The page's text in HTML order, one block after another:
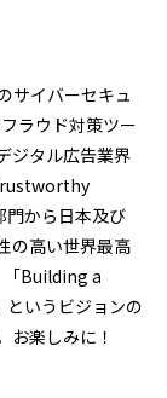
サイバーセキュ
ラウド対策ツー
ジタル広告業界
から日本及び
の高い世界最高
「Building a
いうビジョンの
お楽しみに！